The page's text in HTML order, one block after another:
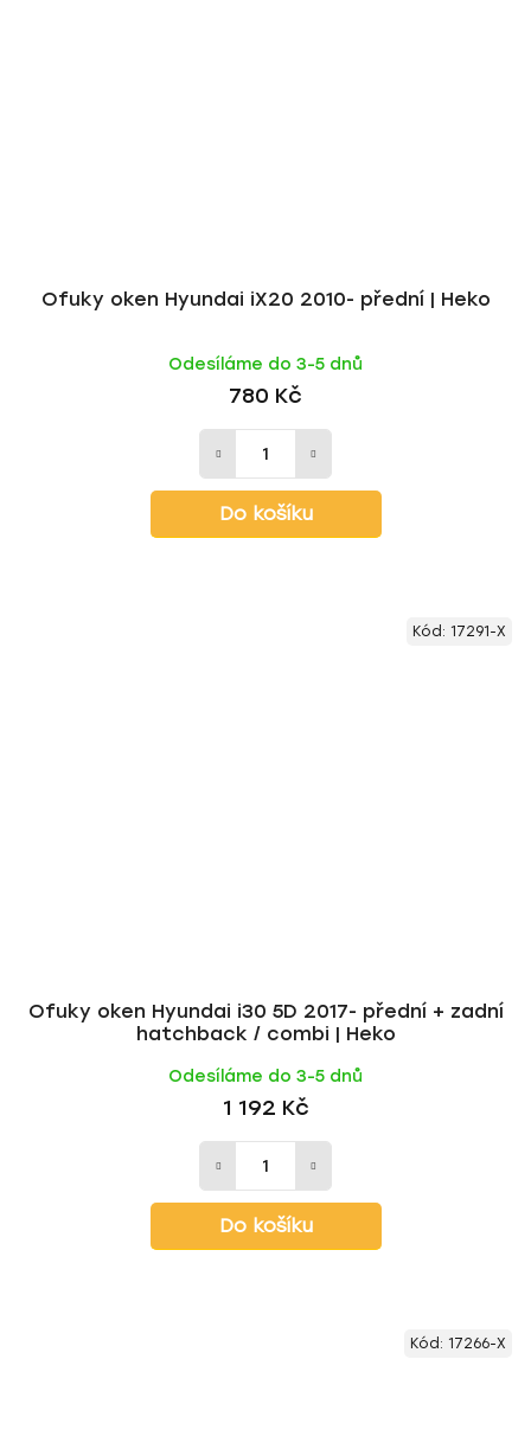
Ofuky oken Hyundai iX20 2010- přední | Heko
Odesíláme do 3-5 dnů
780 Kč
Do košíku
Ofuky oken Hyundai i30 5D 2017- přední + zadní
hatchback / combi | Heko
Odesíláme do 3-5 dnů
1 192 Kč
Do košíku
Kód: 17291-X
Kód: 17266-X